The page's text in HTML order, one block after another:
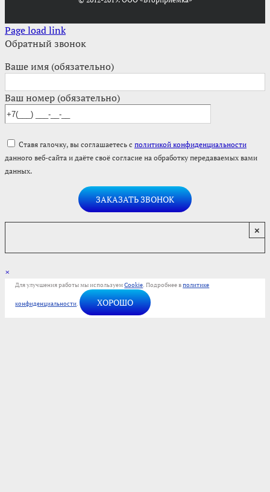
Page load link
Обратный звонок
Ваше имя (обязательно)
Ваш номер (обязательно)
Ставя галочку, вы соглашаетесь с политикой конфиденциальности
данного веб-сайта и даёте своё согласие на обработку передаваемых вами
данных.
×
×
Для улучшения работы мы используемCookie. Подробнее вполитике
конфиденциальности. ХОРОШО